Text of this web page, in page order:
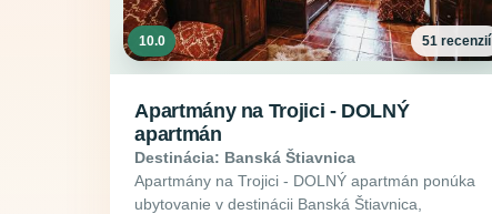
10.0 51 recenzií
Apartmány na Trojici - DOLNÝ
apartmán
Destinácia: Banská Štiavnica
Apartmány na Trojici - DOLNÝ apartmán ponúka
ubytovanie v destinácii Banská Štiavnica,